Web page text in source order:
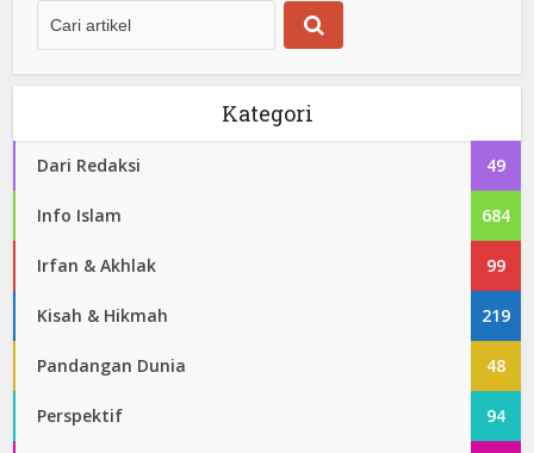
Kategori
Dari Redaksi 49
Info Islam 684
Irfan & Akhlak 99
Kisah & Hikmah 219
Pandangan Dunia 48
Perspektif 94